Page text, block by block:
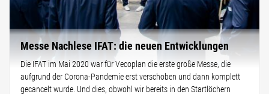
Messe Nachlese IFAT: die neuen Entwicklungen
Die IFAT im Mai 2020 war für Vecoplan die erste große Messe, die
aufgrund der Corona-Pandemie erst verschoben und dann komplett
gecancelt wurde. Und dies, obwohl wir bereits in den Startlöchern